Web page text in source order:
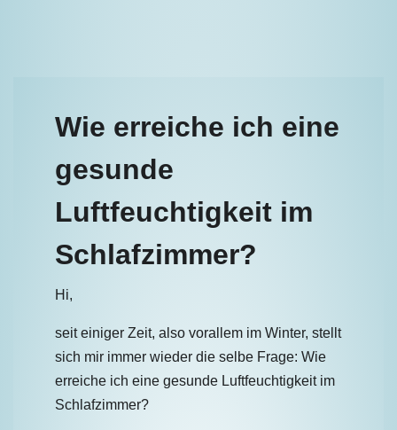
Wie erreiche ich eine
gesunde
Luftfeuchtigkeit im
Schlafzimmer?
Hi,
seit einiger Zeit, also vorallem im Winter, stellt
sich mir immer wieder die selbe Frage: Wie
erreiche ich eine gesunde Luftfeuchtigkeit im
Schlafzimmer?